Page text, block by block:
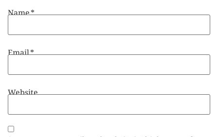
Name*
Email*
Website